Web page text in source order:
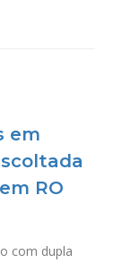
em
RO
com dupla